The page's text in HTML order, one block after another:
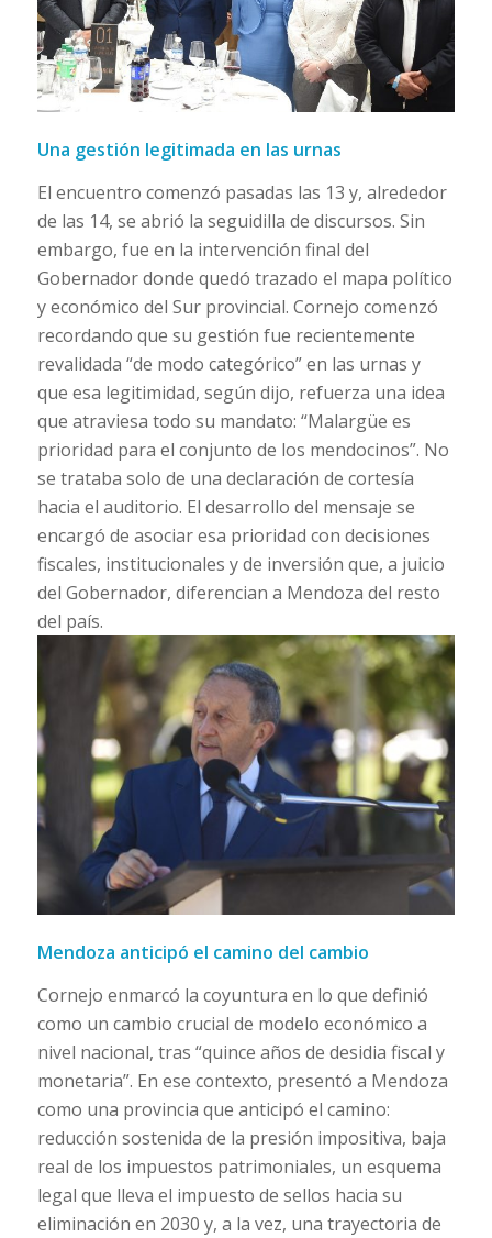
Una gestión legitimada en las urnas
El encuentro comenzó pasadas las 13 y, alrededor
de las 14, se abrió la seguidilla de discursos. Sin
embargo, fue en la intervención final del
Gobernador donde quedó trazado el mapa político
y económico del Sur provincial. Cornejo comenzó
recordando que su gestión fue recientemente
revalidada “de modo categórico” en las urnas y
que esa legitimidad, según dijo, refuerza una idea
que atraviesa todo su mandato: “Malargüe es
prioridad para el conjunto de los mendocinos”. No
se trataba solo de una declaración de cortesía
hacia el auditorio. El desarrollo del mensaje se
encargó de asociar esa prioridad con decisiones
fiscales, institucionales y de inversión que, a juicio
del Gobernador, diferencian a Mendoza del resto
del país.
Mendoza anticipó el camino del cambio
Cornejo enmarcó la coyuntura en lo que definió
como un cambio crucial de modelo económico a
nivel nacional, tras “quince años de desidia fiscal y
monetaria”. En ese contexto, presentó a Mendoza
como una provincia que anticipó el camino:
reducción sostenida de la presión impositiva, baja
real de los impuestos patrimoniales, un esquema
legal que lleva el impuesto de sellos hacia su
eliminación en 2030 y, a la vez, una trayectoria de